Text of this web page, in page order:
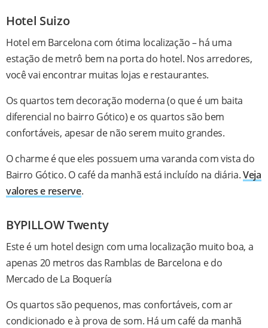
Hotel Suizo
Hotel em Barcelona com ótima localização – há uma
estação de metrô bem na porta do hotel. Nos arredores,
você vai encontrar muitas lojas e restaurantes.
Os quartos tem decoração moderna (o que é um baita
diferencial no bairro Gótico) e os quartos são bem
confortáveis, apesar de não serem muito grandes.
O charme é que eles possuem uma varanda com vista do
Bairro Gótico. O café da manhã está incluído na diária.Veja
valores e reserve.
BYPILLOW Twenty
Este é um hotel design com uma localização muito boa, a
apenas 20 metros das Ramblas de Barcelona e do
Mercado de La Boquería
Os quartos são pequenos, mas confortáveis, com ar
condicionado e à prova de som. Há um café da manhã